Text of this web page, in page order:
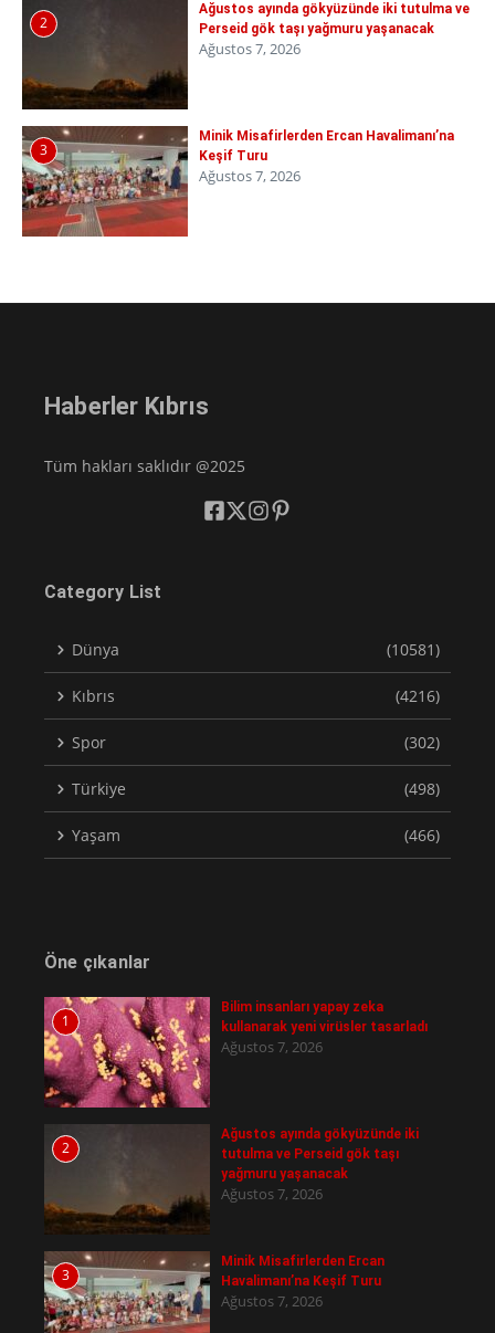
2
Ağustos ayında gökyüzünde iki tutulma ve
Perseid gök taşı yağmuru yaşanacak
Ağustos 7, 2026
3
Minik Misafirlerden Ercan Havalimanı’na
Keşif Turu
Ağustos 7, 2026
Haberler Kıbrıs
Tüm hakları saklıdır @2025
Category List
Dünya (10581)
Kıbrıs (4216)
Spor (302)
Türkiye (498)
Yaşam (466)
Öne çıkanlar
1
Bilim insanları yapay zeka
kullanarak yeni virüsler tasarladı
Ağustos 7, 2026
2
Ağustos ayında gökyüzünde iki
tutulma ve Perseid gök taşı
yağmuru yaşanacak
Ağustos 7, 2026
3
Minik Misafirlerden Ercan
Havalimanı’na Keşif Turu
Ağustos 7, 2026